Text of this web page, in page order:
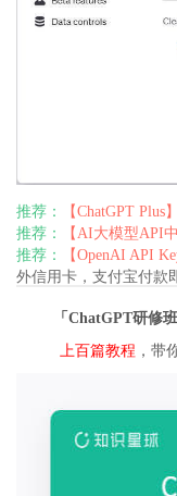
推荐： 【ChatGPT Plus】
推荐：
【AI大模型API中
推荐：
【OpenAI API
外信用卡，支付宝付款
「ChatGPT研修
上百篇教程 ，带